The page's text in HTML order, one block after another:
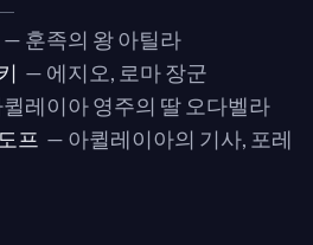
— 훈족의 왕 아틸라
— 에지오, 로마 장군
레이아 영주의 딸 오다벨라
프 — 아퀼레이아의 기사, 포레